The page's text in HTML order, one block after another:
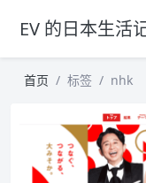
EV 的日本生活
首页 标签 nhk